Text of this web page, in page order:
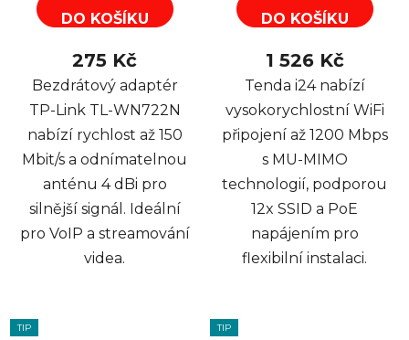
DO KOŠÍKU
275 Kč
Bezdrátový adaptér
TP-Link TL-WN722N
nabízí rychlost až 150
Mbit/s a odnímatelnou
anténu 4 dBi pro
silnější signál. Ideální
pro VoIP a streamování
videa.
DO KOŠÍKU
1 526 Kč
Tenda i24 nabízí
vysokorychlostní WiFi
připojení až 1200 Mbps
s MU-MIMO
technologií, podporou
12x SSID a PoE
napájením pro
flexibilní instalaci.
TIP TIP